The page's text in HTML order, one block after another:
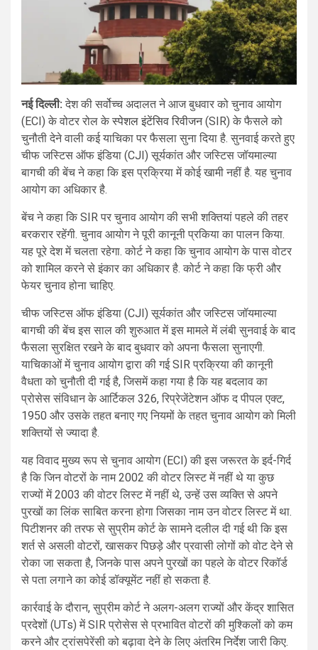
नई दिल्ली: देश की सर्वोच्च अदालत ने आज बुधवार को चुनाव आयोग
(ECI) के वोटर रोल केस्पेशल इंटेंसिव रिवीजन(SIR) के फैसले को
चुनौती देने वाली कई याचिका पर फैसला सुना दिया है. सुनवाई करते हुए
चीफ जस्टिस ऑफ इंडिया (CJI) सूर्यकांत और जस्टिस जॉयमाल्या
बागची की बेंच ने कहा कि इस प्रक्रिया में कोई खामी नहीं है. यह चुनाव
आयोग का अधिकार है.
बेंच ने कहा कि SIR पर चुनाव आयोग की सभी शक्तियां पहले की तहर
बरकरार रहेंगी. चुनाव आयोग ने पूरी कानूनी प्रकिया का पालन किया.
यह पूरे देश में चलता रहेगा. कोर्ट ने कहा कि चुनाव आयोग के पास वोटर
को शामिल करने से इंकार का अधिकार है. कोर्ट ने कहा कि फ्री और
फेयर चुनाव होना चाहिए.
चीफ जस्टिस ऑफ इंडिया (CJI) सूर्यकांत और जस्टिस जॉयमाल्या
बागची की बेंच इस साल की शुरुआत में इस मामले में लंबी सुनवाई के बाद
फैसला सुरक्षित रखने के बाद बुधवार को अपना फैसला सुनाएगी.
याचिकाओं में चुनाव आयोग द्वारा की गई SIR प्रक्रिया की कानूनी
वैधता को चुनौती दी गई है, जिसमें कहा गया है कि यह बदलाव का
प्रोसेस संविधान के आर्टिकल 326, रिप्रेजेंटेशन ऑफ द पीपल एक्ट,
1950 और उसके तहत बनाए गए नियमों के तहत चुनाव आयोग को मिली
शक्तियों से ज्यादा है.
यह विवाद मुख्य रूप से चुनाव आयोग (ECI) की इस जरूरत के इर्द-गिर्द
है कि जिन वोटरों के नाम 2002 की वोटर लिस्ट में नहीं थे या कुछ
राज्यों में 2003 की वोटर लिस्ट में नहीं थे, उन्हें उस व्यक्ति से अपने
पुरखों का लिंक साबित करना होगा जिसका नाम उन वोटर लिस्ट में था.
पिटीशनर की तरफ से सुप्रीम कोर्ट के सामने दलील दी गई थी कि इस
शर्त से असली वोटरों, खासकर पिछड़े और प्रवासी लोगों को वोट देने से
रोका जा सकता है, जिनके पास अपने पुरखों का पहले के वोटर रिकॉर्ड
से पता लगाने का कोई डॉक्यूमेंट नहीं हो सकता है.
कार्रवाई के दौरान, सुप्रीम कोर्ट ने अलग-अलग राज्यों और केंद्र शासित
प्रदेशों (UTs) में SIR प्रोसेस से प्रभावित वोटरों की मुश्किलों को कम
करने और ट्रांसपेरेंसी को बढ़ावा देने के लिए अंतरिम निर्देश जारी किए.